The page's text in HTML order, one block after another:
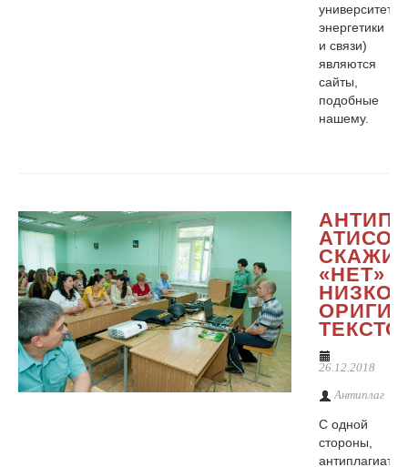
университет
энергетики
и связи)
являются
сайты,
подобные
нашему.
АТИСО:
СКАЖИ
«НЕТ»
НИЗКОЙ
26.12.2018
Антиплаг
С одной
стороны,
антиплагиат